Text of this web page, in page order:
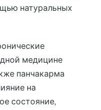
натуральных
медицине
панчакарма
на
состояние,